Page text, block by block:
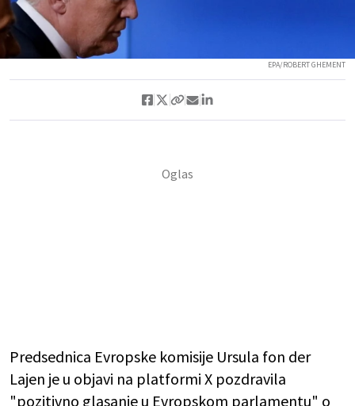
EPA/ROBERT GHEMENT
Predsednica Evropske komisije Ursula fon der
Lajen je u objavi na platformi X pozdravila
"pozitivno glasanje u Evropskom parlamentu" o